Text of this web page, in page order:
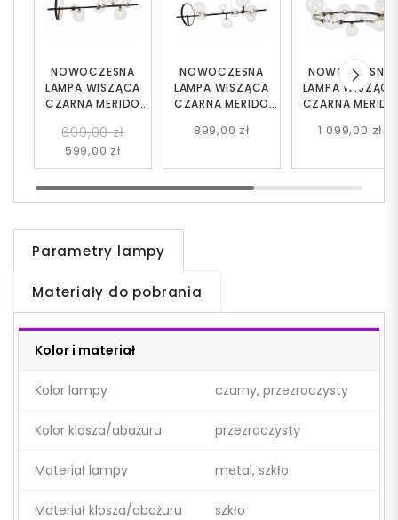
NOWOCZESNA
LAMPA WISZĄCA
CZARNA MERIDO
699,00 zł
599,00 zł
NOWOCZESNA
LAMPA WISZĄCA
CZARNA MERIDO
1 099,00 zł
NOWOCZESNA
LAMPA WISZĄCA
CZARNA MERIDO
899,00 zł
Parametry lampy
Materiały do pobrania
Kolor i materiał
Kolor lampy czarny, przezroczysty
Kolor klosza/abażuru przezroczysty
Materiał lampy metal, szkło
Materiał klosza/abażuru szkło